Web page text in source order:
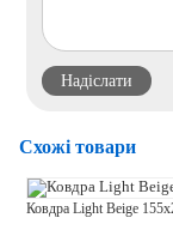
Схожі товари